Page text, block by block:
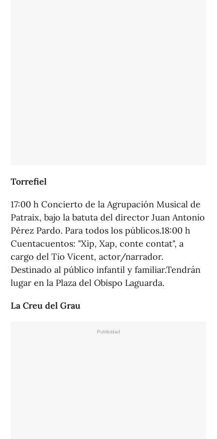
Torrefiel
17:00 h Concierto de la Agrupación Musical de
Patraix, bajo la batuta del director Juan Antonio
Pérez Pardo. Para todos los públicos.18:00 h
Cuentacuentos: "Xip, Xap, conte contat", a
cargo del Tio Vicent, actor/narrador.
Destinado al público infantil y familiar.Tendrán
lugar en la Plaza del Obispo Laguarda.
La Creu del Grau